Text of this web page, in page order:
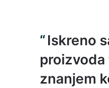
Iskreno
znanjem